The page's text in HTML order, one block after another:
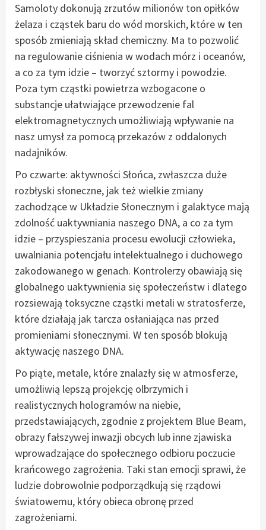
Samoloty dokonują zrzutów milionów ton opiłków
żelaza i cząstek baru do wód morskich, które w ten
sposób zmieniają skład chemiczny. Ma to pozwolić
na regulowanie ciśnienia w wodach mórz i oceanów,
a co za tym idzie – tworzyć sztormy i powodzie.
Poza tym cząstki powietrza wzbogacone o
substancje ułatwiające przewodzenie fal
elektromagnetycznych umożliwiają wpływanie na
nasz umysł za pomocą przekazów z oddalonych
nadajników.
Po czwarte: aktywności Słońca, zwłaszcza duże
rozbłyski słoneczne, jak też wielkie zmiany
zachodzące w Układzie Słonecznym i galaktyce mają
zdolność uaktywniania naszego DNA, a co za tym
idzie – przyspieszania procesu ewolucji człowieka,
uwalniania potencjału intelektualnego i duchowego
zakodowanego w genach. Kontrolerzy obawiają się
globalnego uaktywnienia się społeczeństw i dlatego
rozsiewają toksyczne cząstki metali w stratosferze,
które działają jak tarcza osłaniająca nas przed
promieniami słonecznymi. W ten sposób blokują
aktywację naszego DNA.
Po piąte, metale, które znalazły się w atmosferze,
umożliwią lepszą projekcję olbrzymich i
realistycznych hologramów na niebie,
przedstawiających, zgodnie z projektem Blue Beam,
obrazy fałszywej inwazji obcych lub inne zjawiska
wprowadzające do społecznego odbioru poczucie
krańcowego zagrożenia. Taki stan emocji sprawi, że
ludzie dobrowolnie podporządkują się rządowi
światowemu, który obieca obronę przed
zagrożeniami.